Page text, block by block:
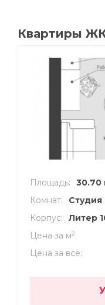
Квартиры
Площадь 30.70
Комнат
Корпус
Литер
Цена за м2
Цена за все